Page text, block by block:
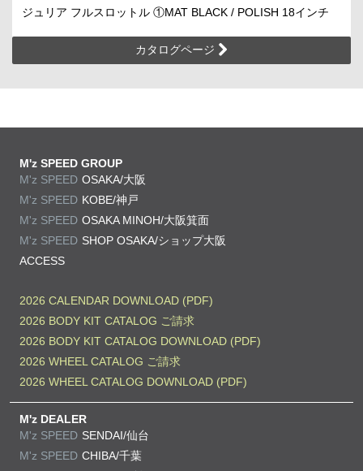
ジュリア フルスロットル ①MAT BLACK / POLISH 18インチ
カタログページ
M'z SPEED GROUP
M'z SPEED OSAKA/大阪
M'z SPEED KOBE/神戸
M'z SPEED OSAKA MINOH/大阪箕面
M'z SPEED SHOP OSAKA/ショップ大阪
ACCESS
2026 CALENDAR DOWNLOAD (PDF)
2026 BODY KIT CATALOG ご請求
2026 BODY KIT CATALOG DOWNLOAD (PDF)
2026 WHEEL CATALOG ご請求
2026 WHEEL CATALOG DOWNLOAD (PDF)
M'z DEALER
M'z SPEED SENDAI/仙台
M'z SPEED CHIBA/千葉